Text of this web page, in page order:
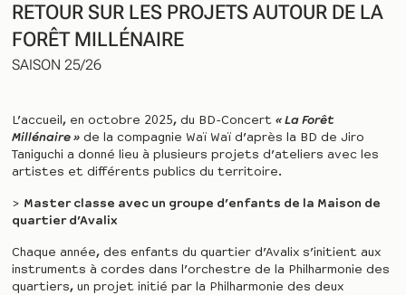
RETOUR SUR LES PROJETS AUTOUR DE LA
FORÊT MILLÉNAIRE
SAISON 25/26
L’accueil, en octobre 2025, du BD-Concert « La Forêt
Millénaire »de la compagnie Waï Waï d’après la BD de Jiro
Taniguchi a donné lieu à plusieurs projets d’ateliers avec les
artistes et différents publics du territoire.
> Master classe avec un groupe d’enfants de la Maison de
quartier d’Avalix
Chaque année, des enfants du quartier d’Avalix s’initient aux
instruments à cordes dans l’orchestre de la Philharmonie des
quartiers, un projet initié par la Philharmonie des deux